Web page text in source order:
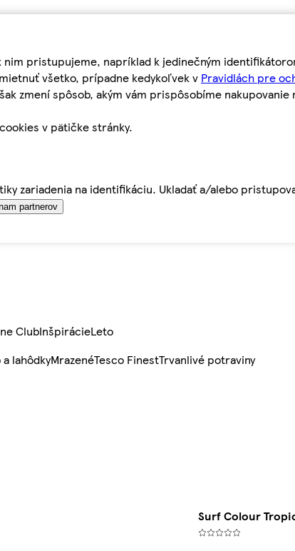
pristupujeme, napríklad k jedinečným
všetko, prípadne kedykoľvek v Pravidlách pre
zmení spôsob, akým vám prispôsobíme nakupovanie
v pätičke stránky.
zariadenia na identifikáciu. Ukladať a/alebo
partnerov
ClubInšpirácieLeto
a lahôdkyMrazenéTesco FinestTrvanlivé potraviny
Surf Colour